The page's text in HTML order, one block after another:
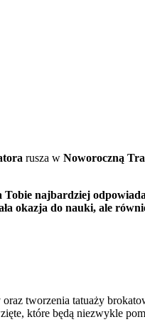
rusza w Noworoczną
najbardziej
okazja do nauki, ale
tworzenia tatuaży
które będą niezwykle